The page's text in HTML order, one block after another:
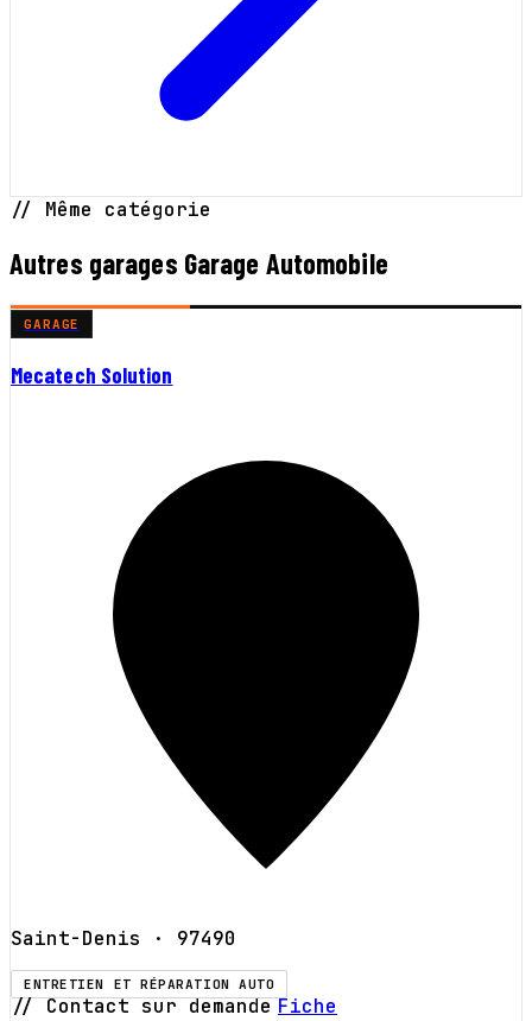
// Même catégorie
Autres garages Garage Automobile
GARAGE
Mecatech Solution
Saint-Denis · 97490
ENTRETIEN ET RÉPARATION AUTO
// Contact sur demande Fiche